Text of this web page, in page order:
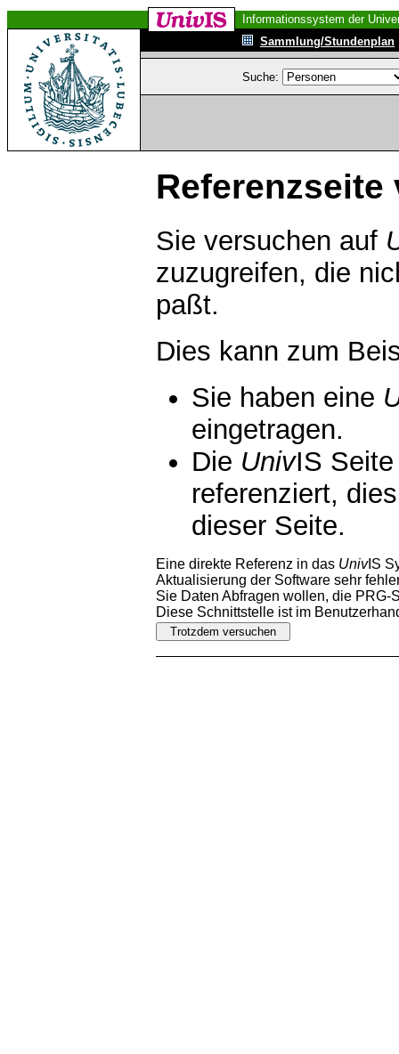
Informationssystem der
Sammlung/Stundenplan
Suche:
Referenzseite
Sie versuchen auf
zuzugreifen, die
paßt.
Dies kann zum
Sie haben eine
eingetragen.
Die UnivIS
referenziert,
dieser Seite.
Eine direkte Referenz in das UnivIS
Aktualisierung der Software sehr
Sie Daten Abfragen wollen, die PRG-
Diese Schnittstelle ist im